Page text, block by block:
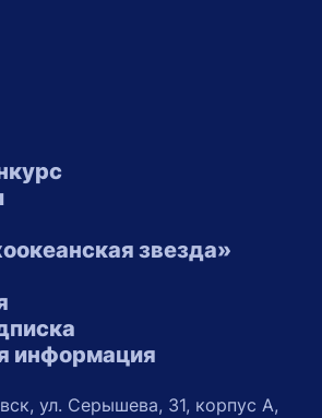
звезда»
информация
ул. Серышева, 31, корпус А,